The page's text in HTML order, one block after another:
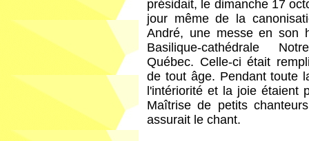
présidait, le dimanche 17
jour même de la
André, une messe en son
Basilique-cathédrale
Québec. Celle-ci était
de tout âge. Pendant toute
l'intériorité et la joie étaient
Maîtrise de petits
assurait le chant.